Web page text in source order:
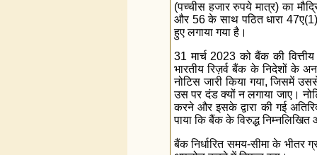
(पच्चीस हजार रुपये मात्र) का
और 56 के साथ पठित धारा
हुए लगाया गया है।
31 मार्च 2023 को बैंक की वित्तीय
भारतीय रिज़र्व बैंक के निदेशों के
नोटिस जारी किया गया, जिसमें
उस पर दंड क्यों न लगाया जाए।
करने और इसके द्वारा की गई
पाया कि बैंक के विरुद्ध
बैंक निर्धारित समय-सीमा के भीतर